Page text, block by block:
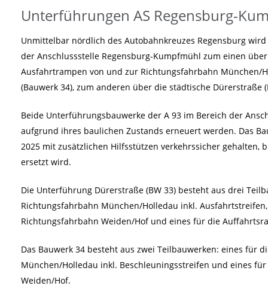
Unterführungen AS Regensburg-
Unmittelbar nördlich des Autobahnkreuzes Regensburg
der Anschlussstelle Regensburg-Kumpfmühl zum einen
Ausfahrtrampen von und zur Richtungsfahrbahn München/
(Bauwerk 34), zum anderen über die städtische Dürerstraße
Beide Unterführungsbauwerke der A 93 im Bereich der
aufgrund ihres baulichen Zustands erneuert werden. Das
2025 mit zusätzlichen Hilfsstützen verkehrssicher gehalten,
ersetzt wird.
Die Unterführung Dürerstraße (BW 33) besteht aus drei
Richtungsfahrbahn München/Holledau inkl.
Richtungsfahrbahn Weiden/Hof und eines für die
Das Bauwerk 34 besteht aus zwei Teilbauwerken: eines für
München/Holledau inkl. Beschleuningsstreifen und eines
Weiden/Hof.